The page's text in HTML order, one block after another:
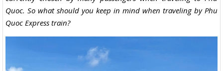
Quoc. So what should you keep in mind when traveling by Phu
Quoc Express train?